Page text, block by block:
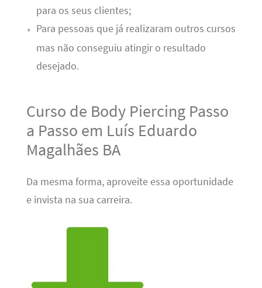
para os seus clientes;
Para pessoas que já realizaram outros cursos
mas não conseguiu atingir o resultado
desejado.
Curso de Body Piercing Passo
a Passo em Luís Eduardo
Magalhães BA
Da mesma forma, aproveite essa oportunidade
e invista na sua carreira.